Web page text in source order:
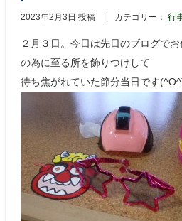
2023年2月3日 投稿 | カテゴリー：行
２月３日。今日は先日のブログで
の為に至る所を飾りつけして
待ち焦がれていた節分当日です